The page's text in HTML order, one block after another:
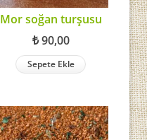
Mor soğan turşusu
₺90,00
Sepete Ekle